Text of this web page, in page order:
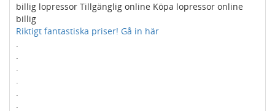
billig lopressor Tillgänglig online Köpa lopressor online
billig
Riktigt fantastiska priser! Gå in här
.
.
.
.
.
.